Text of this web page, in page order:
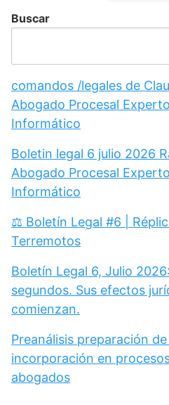
Buscar
comandos /legales de
Abogado Procesal
Informático
Boletin legal 6 julio 2026
Abogado Procesal
Informático
⚖️ Boletín Legal #6 |
Terremotos
Boletín Legal 6, Julio
segundos. Sus efectos
comienzan.
Preanálisis preparación
incorporación en
abogados